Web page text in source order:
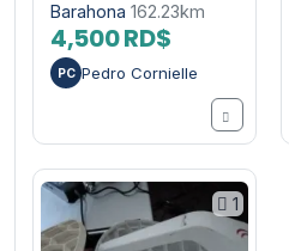
Barahona 162.23km
4,500 RD$
PC Pedro Cornielle
1